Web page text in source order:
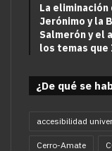
La
Jerónimo y la
Salmerón y el
los temas que
¿De qué se
accesibilidad
Cerro-Amate